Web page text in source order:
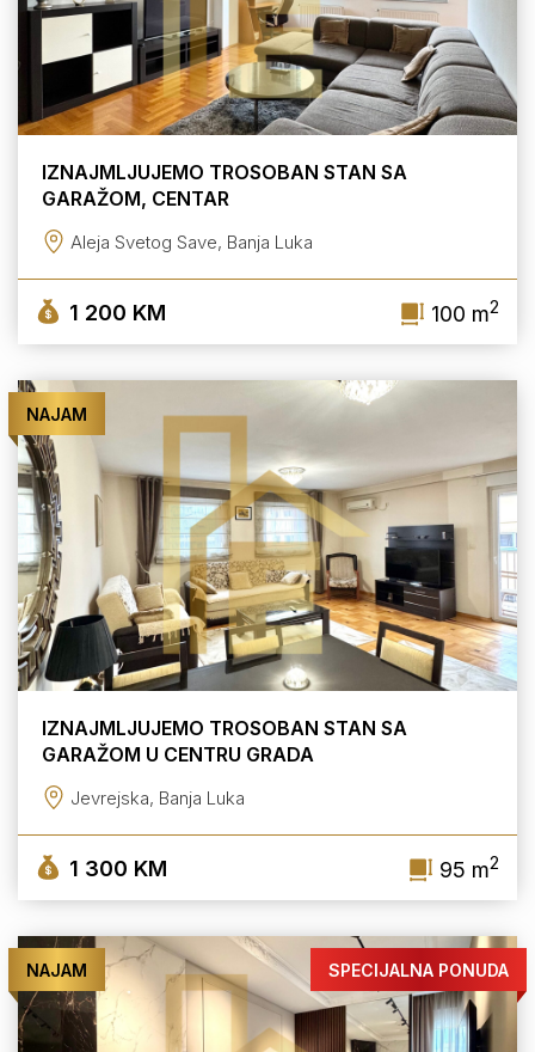
IZNAJMLJUJEMO TROSOBAN STAN SA
GARAŽOM, CENTAR
Aleja Svetog Save, Banja Luka
1 200 KM 100 m2
NAJAM
IZNAJMLJUJEMO TROSOBAN STAN SA
GARAŽOM U CENTRU GRADA
Jevrejska, Banja Luka
1 300 KM 95 m2
NAJAM SPECIJALNA PONUDA